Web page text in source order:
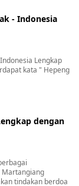
- Indonesia
Lengkap
kata " Hepeng
dengan
Martangiang
tindakan berdoa